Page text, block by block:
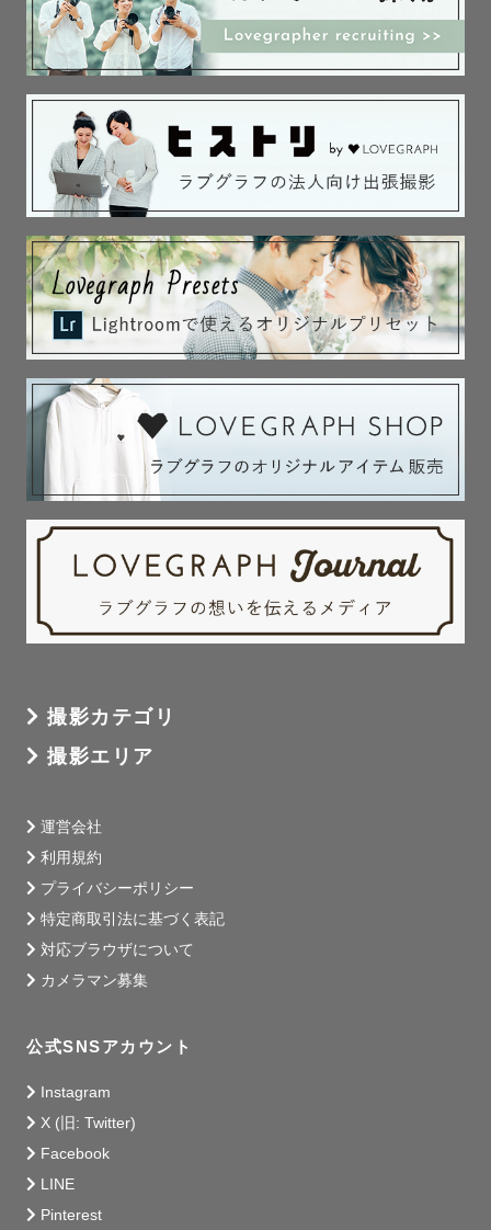
撮影カテゴリ
撮影エリア
運営会社
利用規約
プライバシーポリシー
特定商取引法に基づく表記
対応ブラウザについて
カメラマン募集
公式SNSアカウント
Instagram
X (旧: Twitter)
Facebook
LINE
Pinterest